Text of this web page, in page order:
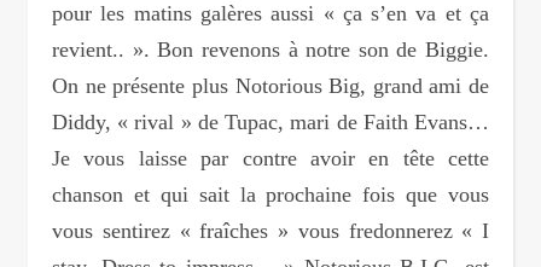
pour les matins galères aussi « ça s’en va et ça
revient.. ». Bon revenons à notre son de Biggie.
On ne présente plus Notorious Big, grand ami de
Diddy, « rival » de Tupac, mari de Faith Evans…
Je vous laisse par contre avoir en tête cette
chanson et qui sait la prochaine fois que vous
vous sentirez « fraîches » vous fredonnerez « I